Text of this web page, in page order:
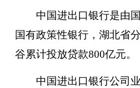
中国进出口银行是由
国有政策性银行，湖北省
谷累计投放贷款800亿元。
中国进出口银行公司